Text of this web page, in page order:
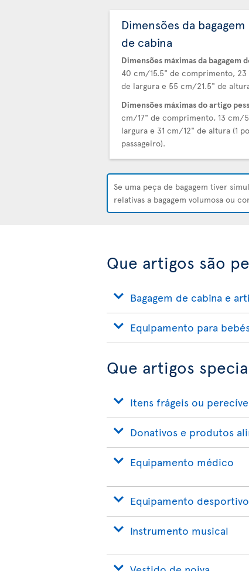
Dimensões da bagagem
de cabina
Dimensões máximas da bagagem
40 cm/15.5" de comprimento,
de largura e 55 cm/21.5" de
Dimensões máximas do artigo
cm/17" de comprimento, 13 cm/
largura e 31 cm/12" de altura (1
passageiro).
Se uma peça de bagagem tiver
relativas a bagagem volumosa ou
Que artigos são
Bagagem de cabina e
Equipamento para
Que artigos
Itens frágeis ou
Donativos e produtos
Equipamento médico
Equipamento desportivo
Instrumento musical